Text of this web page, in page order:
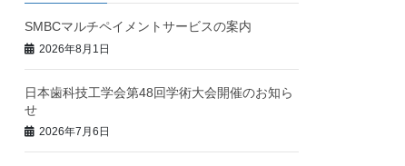
SMBCマルチペイメントサービスの案内
2026年8月1日
日本歯科技工学会第48回学術大会開催のお知ら
せ
2026年7月6日